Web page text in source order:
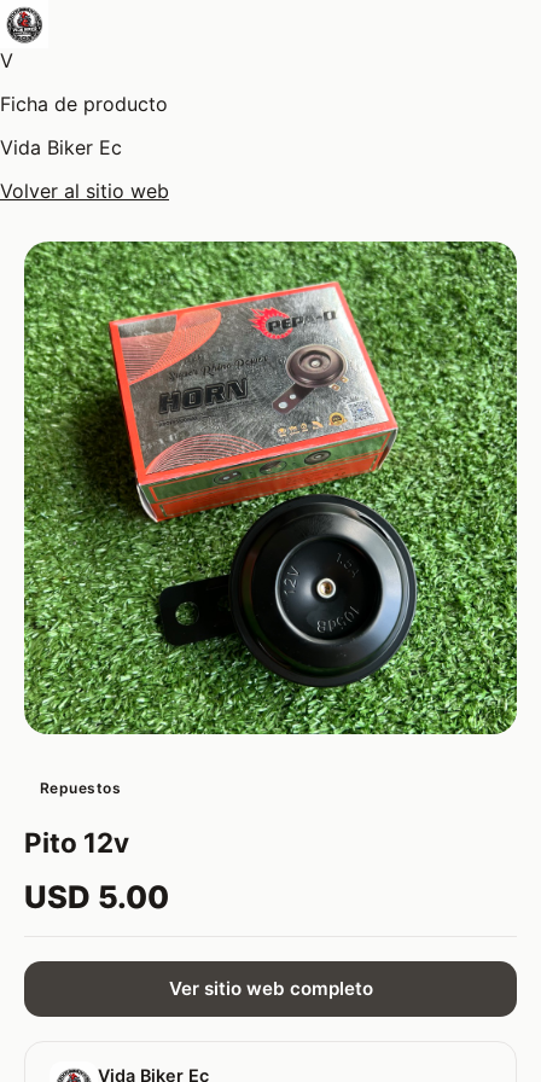
V
Ficha de producto
Vida Biker Ec
Volver al sitio web
Repuestos
Pito 12v
USD 5.00
Ver sitio web completo
Vida Biker Ec